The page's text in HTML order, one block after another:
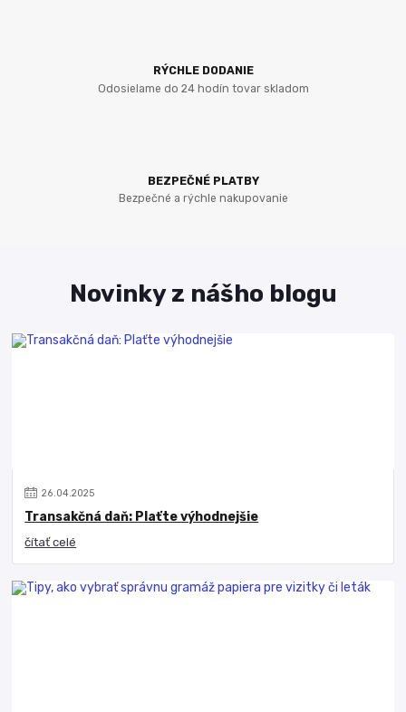
RÝCHLE DODANIE
Odosielame do 24 hodín tovar skladom
BEZPEČNÉ PLATBY
Bezpečné a rýchle nakupovanie
Novinky z nášho blogu
26 04 2025
Transakčná daň: Plaťte výhodnejšie
čítať celé